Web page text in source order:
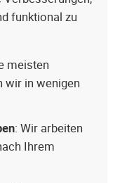
funktional zu
meisten
wir in wenigen
: Wir arbeiten
Ihrem